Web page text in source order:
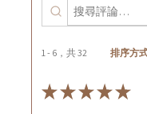
1 - 6，共 32 排序方
★★★★★